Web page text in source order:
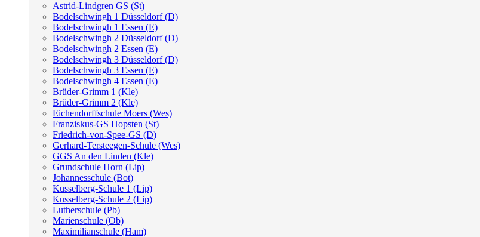
Astrid-Lindgren GS (St)
Bodelschwingh 1 Düsseldorf (D)
Bodelschwingh 1 Essen (E)
Bodelschwingh 2 Düsseldorf (D)
Bodelschwingh 2 Essen (E)
Bodelschwingh 3 Düsseldorf (D)
Bodelschwingh 3 Essen (E)
Bodelschwingh 4 Essen (E)
Brüder-Grimm 1 (Kle)
Brüder-Grimm 2 (Kle)
Eichendorffschule Moers (Wes)
Franziskus-GS Hopsten (St)
Friedrich-von-Spee-GS (D)
Gerhard-Tersteegen-Schule (Wes)
GGS An den Linden (Kle)
Grundschule Horn (Lip)
Johannesschule (Bot)
Kusselberg-Schule 1 (Lip)
Kusselberg-Schule 2 (Lip)
Lutherschule (Pb)
Marienschule (Ob)
Maximilianschule (Ham)